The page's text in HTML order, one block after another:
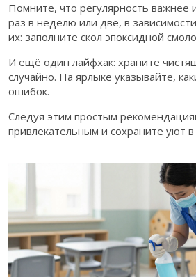
Помните, что регулярность важнее
раз в неделю или две, в
их: заполните скол эпоксидной
И ещё один лайфхак: храните
случайно. На ярлыке указывайте,
ошибок.
Следуя этим простым
привлекательным и сохраните уют